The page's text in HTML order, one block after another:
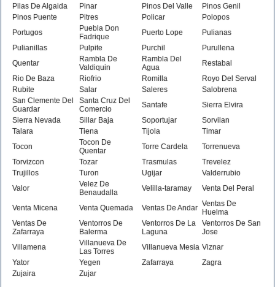
Pilas De Algaida
Pinar Pinos Del Valle
Pinos Genil
Pinos Puente
Pitres Policar
Polopos
Portugos
Puebla Don
Fadrique
Puerto Lope
Pulianas
Pulianillas
Pulpite Purchil
Purullena
Quentar
Rambla De
Valdiquin
Rambla Del
Agua
Restabal
Rio De Baza
Riofrio Romilla
Royo Del Serval
Rubite
Salar Saleres
Salobrena
San Clemente Del
Guardar
Santa Cruz Del
Comercio
Santafe
Sierra Elvira
Sierra Nevada
Sillar Baja Soportujar
Sorvilan
Talara
Tiena Tijola
Timar
Tocon
Tocon De
Quentar
Torre Cardela
Torrenueva
Torvizcon
Tozar Trasmulas
Trevelez
Trujillos
Turon Ugijar
Valderrubio
Valor
Velez De
Benaudalla
Velilla-taramay Venta Del Peral
Venta Micena Venta Quemada Ventas De Andar Ventas De
Huelma
Ventas De
Zafarraya
Ventorros De
Balerma
Ventorros De La
Laguna
Ventorros De San
Jose
Villamena
Villanueva De
Las Torres
Villanueva Mesia Viznar
Yator
Yegen Zafarraya
Zagra
Zujaira
Zujar